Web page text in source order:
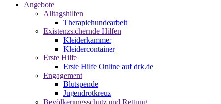
Angebote
Alltagshilfen
Therapiehundearbeit
Existenzsichernde Hilfen
Kleiderkammer
Kleidercontainer
Erste Hilfe
Erste Hilfe Online auf drk.de
Engagement
Blutspende
Jugendrotkreuz
Bevölkerungsschutz und Rettung